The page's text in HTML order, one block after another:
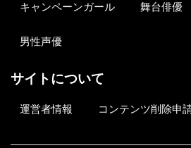
キャンペーンガール 舞台俳優
男性声優
サイトについて
運営者情報 コンテンツ削除申